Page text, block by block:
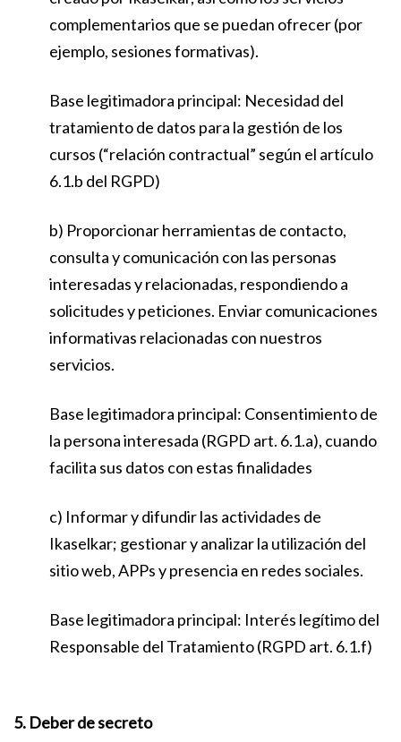
complementarios que se puedan ofrecer (por
ejemplo, sesiones formativas).
Base legitimadora principal: Necesidad del
tratamiento de datos para la gestión de los
cursos (“relación contractual” según el artículo
6.1.b del RGPD)
b) Proporcionar herramientas de contacto,
consulta y comunicación con las personas
interesadas y relacionadas, respondiendo a
solicitudes y peticiones. Enviar comunicaciones
informativas relacionadas con nuestros
servicios.
Base legitimadora principal: Consentimiento de
la persona interesada (RGPD art. 6.1.a), cuando
facilita sus datos con estas finalidades
c) Informar y difundir las actividades de
Ikaselkar; gestionar y analizar la utilización del
sitio web, APPs y presencia en redes sociales.
Base legitimadora principal: Interés legítimo del
Responsable del Tratamiento (RGPD art. 6.1.f)
5. Deber de secreto